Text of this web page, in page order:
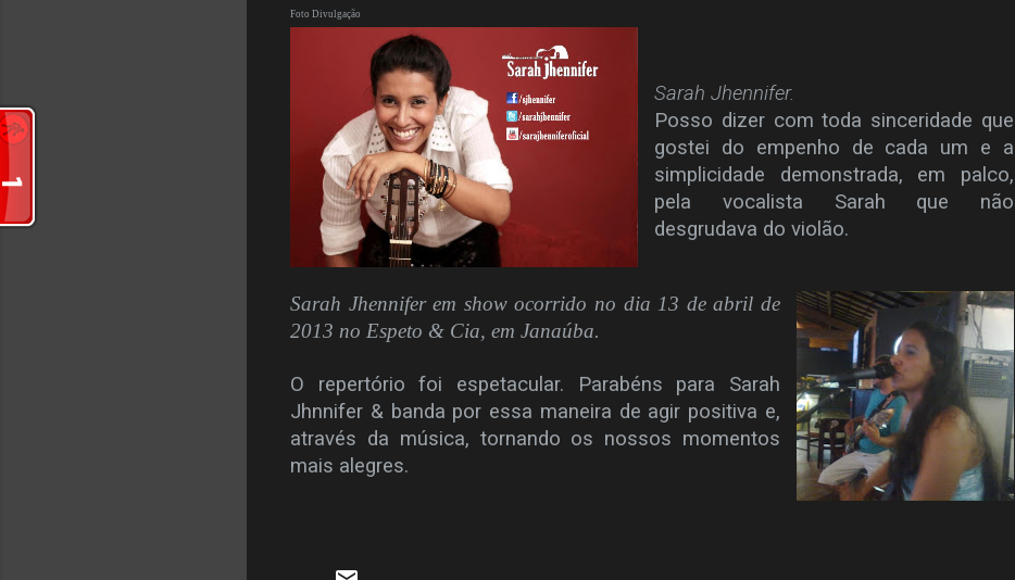
Foto Divulgação
Sarah Jhennifer.
Posso dizer com toda sinceridade que
gostei do empenho de cada um e a
simplicidade demonstrada, em palco,
pela vocalista Sarah que não
desgrudava do violão.
Sarah Jhennifer em show ocorrido no dia 13 de abril de
2013 no Espeto & Cia, em Janaúba.
O repertório foi espetacular. Parabéns para Sarah
Jhnnifer & banda por essa maneira de agir positiva e,
através da música, tornando os nossos momentos
mais alegres.